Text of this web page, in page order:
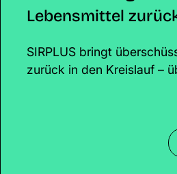
Lebensmittel
SIRPLUS bringt
zurück in den Kreislauf –